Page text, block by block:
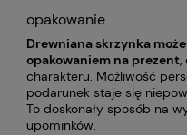
opakowanie
Drewniana skrzynka
opakowaniem na prezent,
charakteru. Możliwość
podarunek staje się
To doskonały sposób na
upominków.